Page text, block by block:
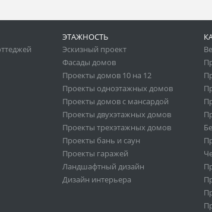
ЭТАЖНОСТЬ
Эскизный проект
Фасады домов
Проекты домов 10 на 12
Проекты одноэтажных домов
Проекты домов с мансардой
Проекты двухэтажных домов
Проекты трехэтажных домов
Проекты бань и саун
Проекты гаражей
Ландшафтный дизайн
Дизайн интерьера